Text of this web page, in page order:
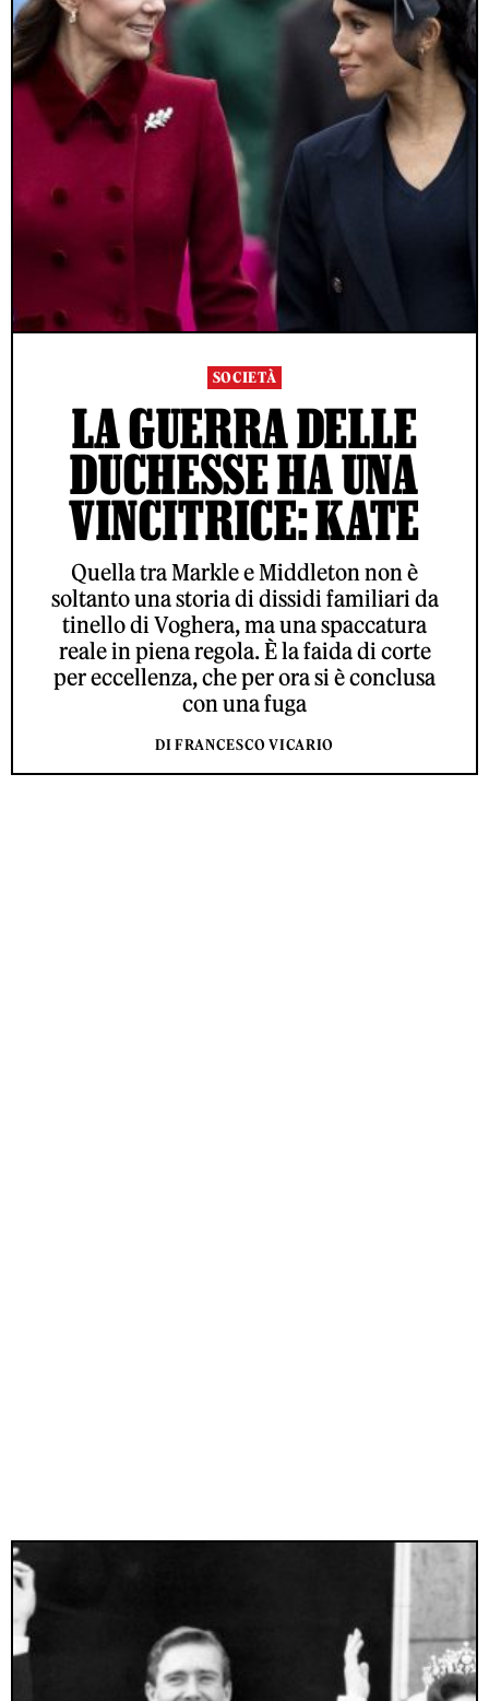
SOCIETÀ
LA GUERRA DELLE
DUCHESSE HA UNA
VINCITRICE: KATE
Quella tra Markle e Middleton non è
soltanto una storia di dissidi familiari da
tinello di Voghera, ma una spaccatura
reale in piena regola. È la faida di corte
per eccellenza, che per ora si è conclusa
con una fuga
DI FRANCESCO VICARIO